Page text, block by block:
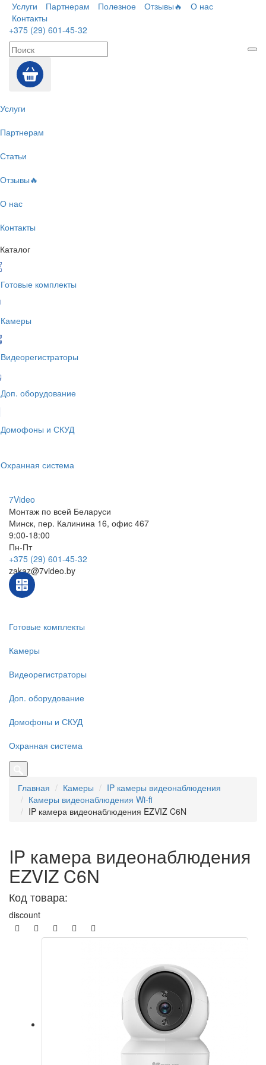
Услуги Партнерам Полезное Отзывы🔥
О нас
Контакты
+375 (29) 601-45-32
Услуги
Партнерам
Статьи
Отзывы🔥
О нас
Контакты
Каталог
Готовые комплекты
Камеры
Видеорегистраторы
Доп. оборудование
Домофоны и СКУД
Охранная система
7Video
Монтаж по всей Беларуси
Минск, пер. Калинина 16, офис 467
9:00-18:00
Пн-Пт
+375 (29) 601-45-32
zakaz@7video.by
Готовые комплекты
Камеры
Видеорегистраторы
Доп. оборудование
Домофоны и СКУД
Охранная система
Главная Камеры
IP камеры видеонаблюдения
Камеры видеонаблюдения Wi-fi
IP камера видеонаблюдения EZVIZ C6N
IP камера видеонаблюдения
EZVIZ C6N
Код товара:
discount